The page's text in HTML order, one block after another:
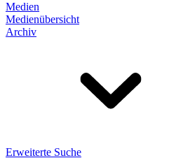
Medien
Medienübersicht
Archiv
Erweiterte Suche